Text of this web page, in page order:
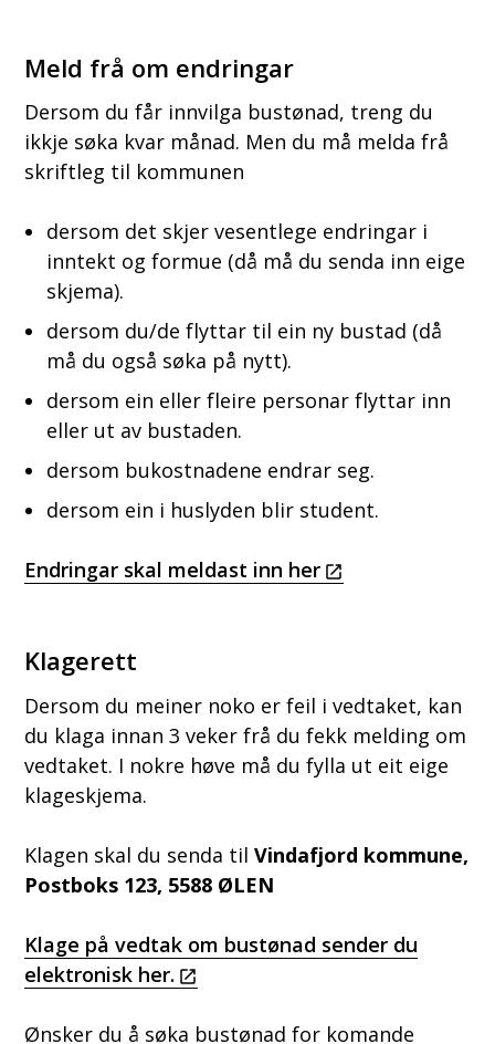
Meld frå om endringar
Dersom du får innvilga bustønad, treng du
ikkje søka kvar månad. Men du må melda frå
skriftleg til kommunen
dersom det skjer vesentlege endringar i
inntekt og formue (då må du senda inn eige
skjema).
dersom du/de flyttar til ein ny bustad (då
må du også søka på nytt).
dersom ein eller fleire personar flyttar inn
eller ut av bustaden.
dersom bukostnadene endrar seg.
dersom ein i huslyden blir student.
Endringar skal meldast inn her
Klagerett
Dersom du meiner noko er feil i vedtaket, kan
du klaga innan 3 veker frå du fekk melding om
vedtaket. I nokre høve må du fylla ut eit eige
klageskjema.
Klagen skal du senda tilVindafjord kommune,
Postboks 123, 5588 ØLEN
Klage på vedtak om bustønad sender du
elektronisk her.
Ønsker du å søka bustønad for komande